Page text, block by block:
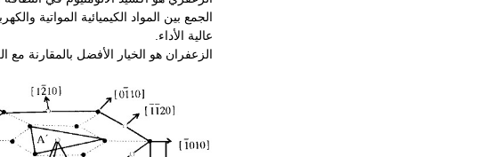
الجمع بين المواد الكيميائية المواتية
عالية الأداء.
الزعفران هو الخيار الأفضل بالمقارنة مع